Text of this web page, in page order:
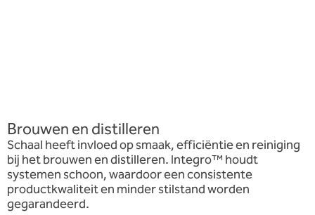
Brouwen en distilleren
Schaal heeft invloed op smaak, efficiëntie en reiniging
bij het brouwen en distilleren. Integro™ houdt
systemen schoon, waardoor een consistente
productkwaliteit en minder stilstand worden
gegarandeerd.